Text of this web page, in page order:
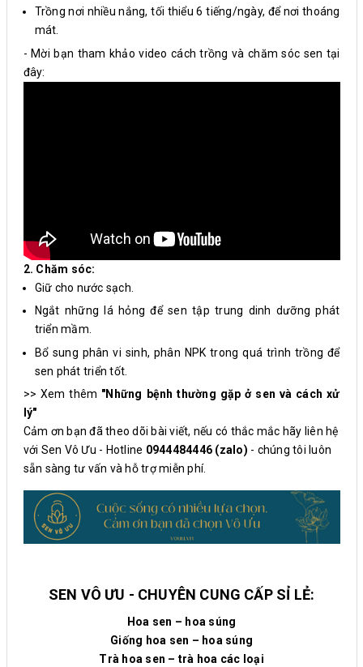
Trồng nơi nhiều nắng, tối thiểu 6 tiếng/ngày, để nơi thoáng
mát.
​- Mời bạn tham khảo video cách trồng và chăm sóc sen tại
đây:
2. Chăm sóc:
Giữ cho nước sạch.
Ngắt những lá hỏng để sen tập trung dinh dưỡng phát
triển mầm.
Bổ sung phân vi sinh, phân NPK trong quá trình trồng để
sen phát triển tốt.
>> Xem thêm "Những bệnh thường gặp ở sen và cách xử
lý"
Cảm ơn bạn đã theo dõi bài viết, nếu có thắc mắc hãy liên hệ
với Sen Vô Ưu - Hotline 0944484446 (zalo) - chúng tôi luôn
sẵn sàng tư vấn và hỗ trợ miễn phí.
SEN VÔ ƯU - CHUYÊN CUNG CẤP SỈ LẺ:
Hoa sen – hoa súng
Giống hoa sen – hoa súng
Trà hoa sen – trà hoa các loại